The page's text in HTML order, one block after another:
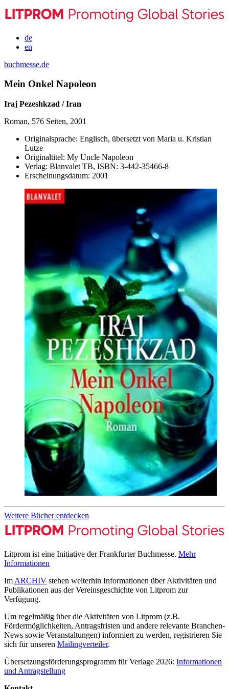
de
en
buchmesse.de
Mein Onkel Napoleon
Iraj Pezeshkzad / Iran
Roman, 576 Seiten, 2001
Originalsprache: Englisch, übersetzt von Maria u. Kristian
Lutze
Originaltitel: My Uncle Napoleon
Verlag: Blanvalet TB, ISBN: 3-442-35466-8
Erscheinungsdatum: 2001
Weitere Bücher entdecken
Litprom ist eine Initiative der Frankfurter Buchmesse. Mehr
Informationen
Im ARCHIV stehen weiterhin Informationen über Aktivitäten und
Publikationen aus der Vereinsgeschichte von Litprom zur
Verfügung.
Um regelmäßig über die Aktivitäten von Litprom (z.B.
Fördermöglichkeiten, Antragsfristen und andere relevante Branchen-
News sowie Veranstaltungen) informiert zu werden, registrieren Sie
sich für unseren Mailingverteiler.
Übersetzungsförderungsprogramm für Verlage 2026: Informationen
und Antragstellung